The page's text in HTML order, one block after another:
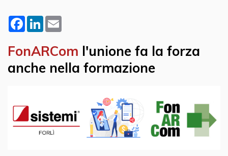
Facebook
LinkedIn
FonARCom l'unione fa la forza
anche nella formazione